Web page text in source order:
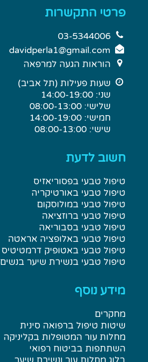
פרטי התקשרות
03-5344006
davidperla1@gmail.com
הוראות הגעה למרפאה
שעות פעילות (תל אביב)
שני: 14:00-19:00
שלישי: 08:00-13:00
חמישי: 14:00-19:00
שישי: 08:00-13:00
חשוב לדעת
טיפול טבעי בפסוריאזיס
טיפול טבעי באורטיקריה
טיפול טבעי במולוסקום
טיפול טבעי ברוזציאה
טיפול טבעי בסבוריאה
טיפול טבעי באלופציה אראטה
טיפול טבעי באטופיק דרמטיטיס
טיפול טבעי בנשירת שיער בנשים
מידע נוסף
מחקרים
שיטות טיפול ברפואה סינית
מחלות עור המטופלות בקליניקה
השתתפות בביטוח רפואי